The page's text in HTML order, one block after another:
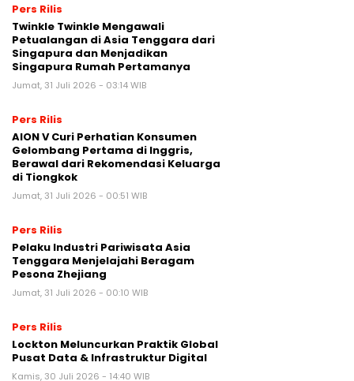
Pers Rilis
Twinkle Twinkle Mengawali
Petualangan di Asia Tenggara dari
Singapura dan Menjadikan
Singapura Rumah Pertamanya
Jumat, 31 Juli 2026 - 03:14 WIB
Pers Rilis
AION V Curi Perhatian Konsumen
Gelombang Pertama di Inggris,
Berawal dari Rekomendasi Keluarga
di Tiongkok
Jumat, 31 Juli 2026 - 00:51 WIB
Pers Rilis
Pelaku Industri Pariwisata Asia
Tenggara Menjelajahi Beragam
Pesona Zhejiang
Jumat, 31 Juli 2026 - 00:10 WIB
Pers Rilis
Lockton Meluncurkan Praktik Global
Pusat Data & Infrastruktur Digital
Kamis, 30 Juli 2026 - 14:40 WIB